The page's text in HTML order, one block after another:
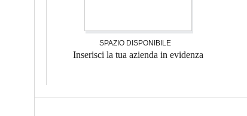
SPAZIO DISPONIBILE
Inserisci la tua azienda in evidenza